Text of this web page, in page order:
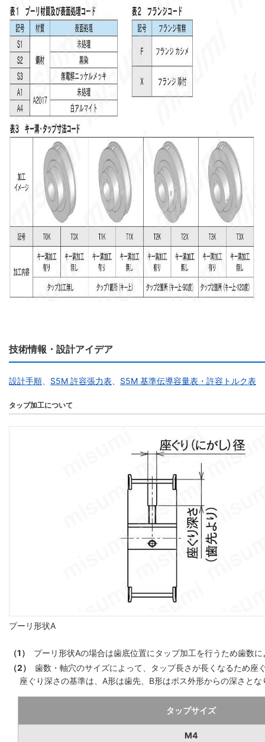
技術情報・設計アイデア
設計手順 S5M 許容張力表 S5M 基準伝導容量表・許容トルク表
タップ加工について
プーリ形状A
（1）
プーリ形状Aの場合は歯底位置にタップ加工を行うため歯数
（2）
歯数・軸穴のサイズによって、タップ長さが長くなるため
座ぐり深さの基準は、A形は歯先、B形はボス外形からの深さとな
タップサイズ
M4